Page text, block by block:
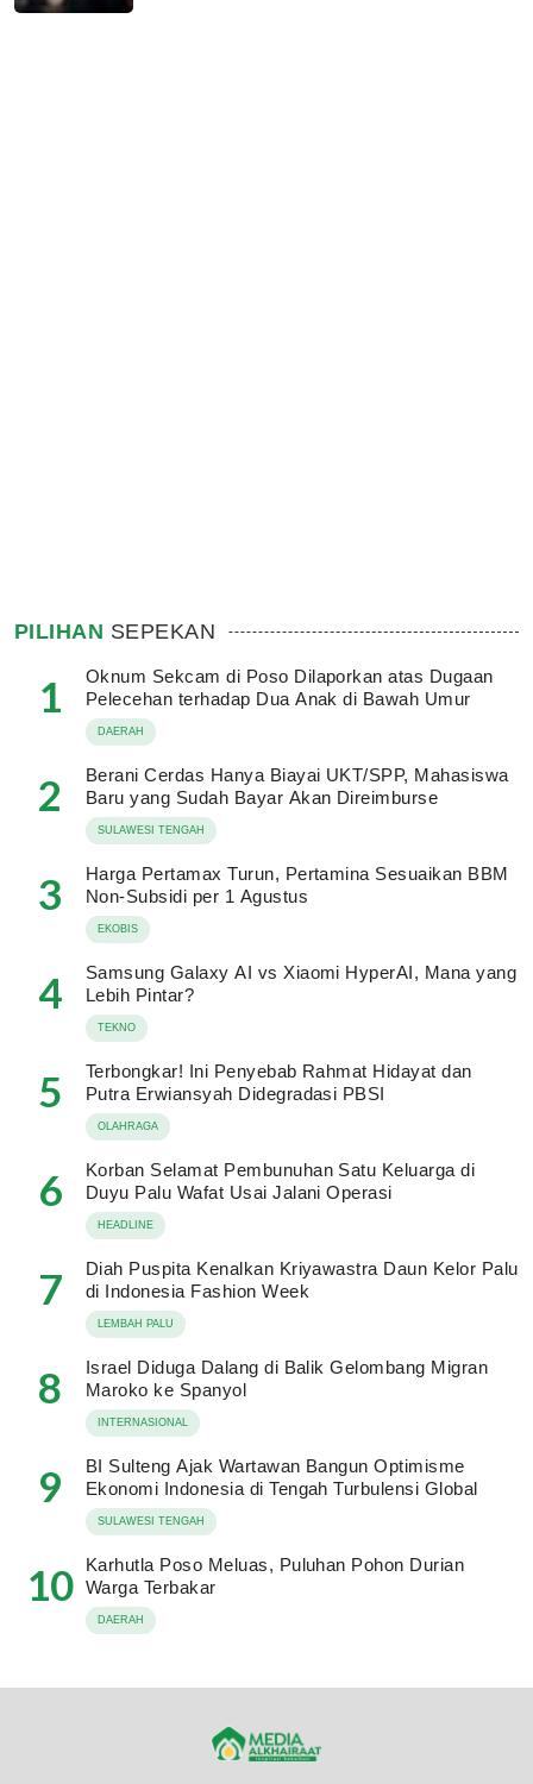
PILIHAN SEPEKAN
1
Oknum Sekcam di Poso Dilaporkan atas Dugaan
Pelecehan terhadap Dua Anak di Bawah Umur
DAERAH
2
Berani Cerdas Hanya Biayai UKT/SPP, Mahasiswa
Baru yang Sudah Bayar Akan Direimburse
SULAWESI TENGAH
3
Harga Pertamax Turun, Pertamina Sesuaikan BBM
Non-Subsidi per 1 Agustus
EKOBIS
4
Samsung Galaxy AI vs Xiaomi HyperAI, Mana yang
Lebih Pintar?
TEKNO
5
Terbongkar! Ini Penyebab Rahmat Hidayat dan
Putra Erwiansyah Didegradasi PBSI
OLAHRAGA
6
Korban Selamat Pembunuhan Satu Keluarga di
Duyu Palu Wafat Usai Jalani Operasi
HEADLINE
7
Diah Puspita Kenalkan Kriyawastra Daun Kelor Palu
di Indonesia Fashion Week
LEMBAH PALU
8
Israel Diduga Dalang di Balik Gelombang Migran
Maroko ke Spanyol
INTERNASIONAL
9
BI Sulteng Ajak Wartawan Bangun Optimisme
Ekonomi Indonesia di Tengah Turbulensi Global
SULAWESI TENGAH
10
Karhutla Poso Meluas, Puluhan Pohon Durian
Warga Terbakar
DAERAH